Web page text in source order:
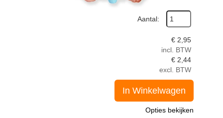
Aantal:
€ 2,95
incl. BTW
€ 2,44
excl. BTW
In Winkelwagen
Opties bekijken